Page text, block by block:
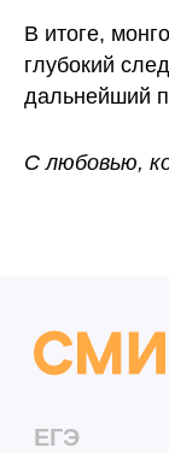
В итоге,
глубокий
дальнейший
С любовью,